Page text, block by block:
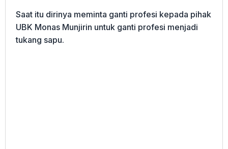
Saat itu dirinya meminta ganti profesi kepada pihak
UBK Monas Munjirin untuk ganti profesi menjadi
tukang sapu.